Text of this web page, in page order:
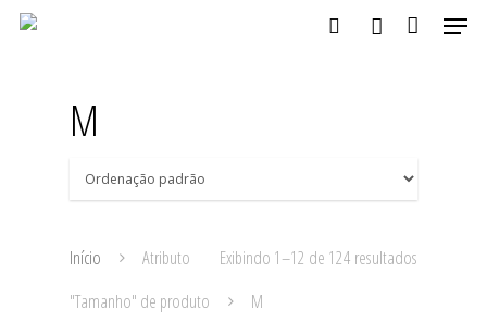
M
Exibindo 1–12 de 124 resultados
Início
Atributo
"Tamanho" de produto
M